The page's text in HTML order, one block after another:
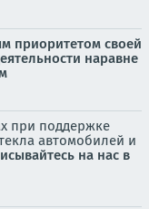
приоритетом своей
наравне
при поддержке
автомобилей и
на нас в